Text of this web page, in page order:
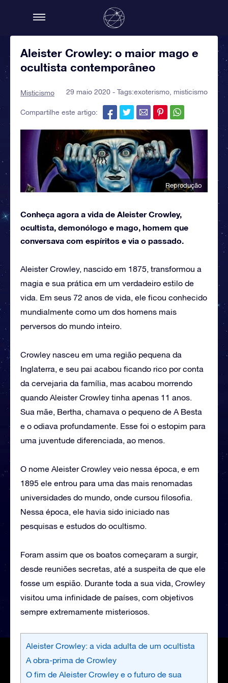
Aleister Crowley: o maior mago e
ocultista contemporâneo
Misticismo 29 maio 2020 - Tags:exoterismo misticismo
Compartilhe este artigo:
Reprodução
Conheça agora a vida de Aleister Crowley,
ocultista, demonólogo e mago, homem que
conversava com espíritos e via o passado.
Aleister Crowley, nascido em 1875, transformou a
magia e sua prática em um verdadeiro estilo de
vida. Em seus 72 anos de vida, ele ficou conhecido
mundialmente como um dos homens mais
perversos do mundo inteiro.
Crowley nasceu em uma região pequena da
Inglaterra, e seu pai acabou ficando rico por conta
da cervejaria da família, mas acabou morrendo
quando Aleister Crowley tinha apenas 11 anos.
Sua mãe, Bertha, chamava o pequeno de A Besta
e o odiava profundamente. Esse foi o estopim para
uma juventude diferenciada, ao menos.
O nome Aleister Crowley veio nessa época, e em
1895 ele entrou para uma das mais renomadas
universidades do mundo, onde cursou filosofia.
Nessa época, ele havia sido iniciado nas
pesquisas e estudos do ocultismo.
Foram assim que os boatos começaram a surgir,
desde reuniões secretas, até a suspeita de que ele
fosse um espião. Durante toda a sua vida, Crowley
visitou uma infinidade de países, com objetivos
sempre extremamente misteriosos.
Aleister Crowley: a vida adulta de um ocultista
A obra-prima de Crowley
O fim de Aleister Crowley e o futuro de sua